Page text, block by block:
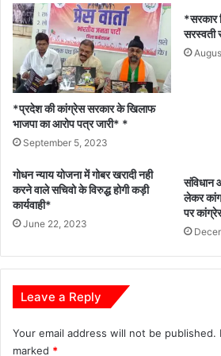
एवं
जनहित
के
को
सदन
में
रखने
हेतु
सम्मान*
*प्रदेश की कांग्रेस सरकार के खिलाफ
भाजपा का आरोप पत्र जारी* *
September 5, 2023
*सरकार
सरस्वती
गोधन न्याय योजना में गोबर खरादी नही
करने वाले सचिवो के विरुद्ध होगी कड़ी
कार्यवाही*
June 22, 2023
संविधान
लेकर
पर
Leave a Reply
Your email address will not be published.
marked *